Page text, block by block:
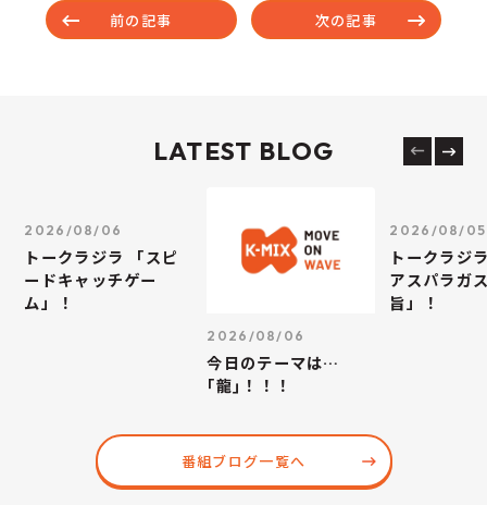
前の記事 次の記事
LATEST BLOG
2026/08/06
トークラジラ 「スピ
ードキャッチゲー
ム」！
2026/08/06
今日のテーマは…
｢龍｣！！！
2026/08/05
トークラジ
アスパラガ
旨」！
番組ブログ一覧へ